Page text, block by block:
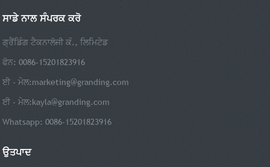
ਸਾਡੇ ਨਾਲ ਸੰਪਰਕ ਕਰੋ
ਗ੍ਰੈਂਡਿੰਗ ਟੈਕਨਾਲੋਜੀ ਕੰ., ਲਿਮਿਟੇਡ
ਫੋਨ: 0086-15201823916
ਈ - ਮੇਲ:marketing@granding.com
ਈ - ਮੇਲ:kayla@granding.com
Whatsapp: 0086-15201823916
ਉਤਪਾਦ